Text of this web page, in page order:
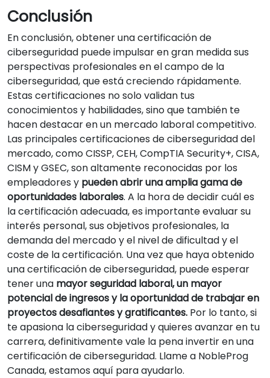
Conclusión
En conclusión, obtener una certificación de
ciberseguridad puede impulsar en gran medida sus
perspectivas profesionales en el campo de la
ciberseguridad, que está creciendo rápidamente.
Estas certificaciones no solo validan tus
conocimientos y habilidades, sino que también te
hacen destacar en un mercado laboral competitivo.
Las principales certificaciones de ciberseguridad del
mercado, como CISSP, CEH, CompTIA Security+, CISA,
CISM y GSEC, son altamente reconocidas por los
empleadores y pueden abrir una amplia gama de
oportunidades laborales. A la hora de decidir cuál es
la certificación adecuada, es importante evaluar su
interés personal, sus objetivos profesionales, la
demanda del mercado y el nivel de dificultad y el
coste de la certificación. Una vez que haya obtenido
una certificación de ciberseguridad, puede esperar
tener una mayor seguridad laboral, un mayor
potencial de ingresos y la oportunidad de trabajar en
proyectos desafiantes y gratificantes. Por lo tanto, si
te apasiona la ciberseguridad y quieres avanzar en tu
carrera, definitivamente vale la pena invertir en una
certificación de ciberseguridad. Llame a NobleProg
Canada, estamos aquí para ayudarlo.